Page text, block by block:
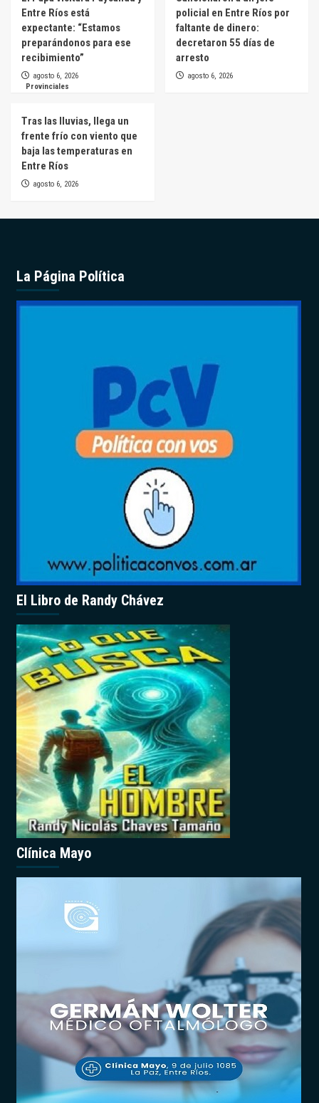
Entre Ríos está
expectante: “Estamos
preparándonos para ese
recibimiento”
agosto 6, 2026
policial en Entre Ríos por
faltante de dinero:
decretaron 55 días de
arresto
agosto 6, 2026
Provinciales
Tras las lluvias, llega un
frente frío con viento que
baja las temperaturas en
Entre Ríos
agosto 6, 2026
La Página Política
El Libro de Randy Chávez
Clínica Mayo